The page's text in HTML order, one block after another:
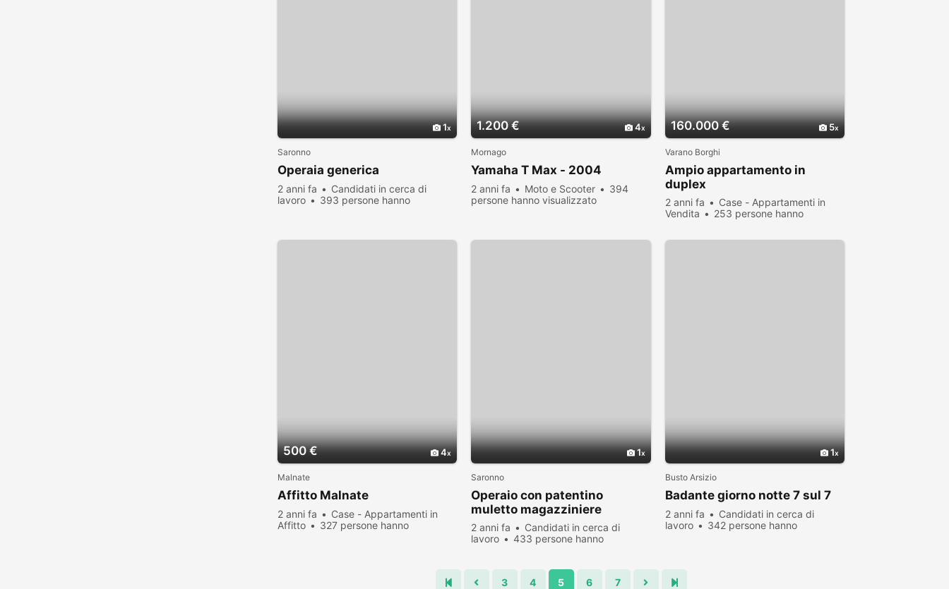
1
Saronno
Operaia generica
2 anni fa
Candidati in cerca di
lavoro
393 persone hanno
1.200 € 4
Mornago
Yamaha T Max - 2004
2 anni fa Moto e Scooter
394
persone hanno visualizzato
160.000 € 5
Varano Borghi
Ampio appartamento in
duplex
2 anni fa
Case - Appartamenti in
Vendita
253 persone hanno
500 € 4
Malnate
Affitto Malnate
2 anni fa
Case - Appartamenti in
Affitto
327 persone hanno
1
Saronno
Operaio con patentino
muletto magazziniere
2 anni fa
Candidati in cerca di
lavoro
433 persone hanno
1
Busto Arsizio
Badante giorno notte 7 sul 7
2 anni fa
Candidati in cerca di
lavoro
342 persone hanno
3 4 5 6 7